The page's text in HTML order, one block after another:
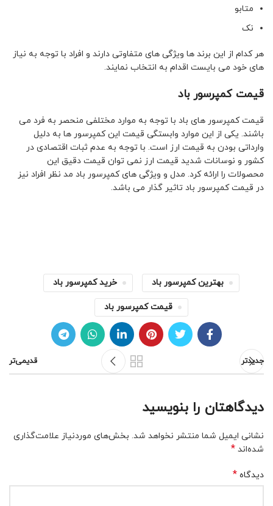
متابو
نک
هر کدام از این برند ها ویژگی های متفاوتی دارند و افراد با توجه به نیاز
های خود می بایست اقدام به انتخاب نمایند.
قیمت کمپرسور باد
قیمت کمپرسور های باد با توجه به موارد مختلفی منحصر به فرد می
باشند. یکی از این موارد وابستگی قیمت این کمپرسور ها به دلیل
وارداتی بودن به قیمت ارز است. با توجه به عدم ثبات اقتصادی در
کشور و نوسانات شدید قیمت ارز نمی توان قیمت دقیق این
محصولات را ارائه کرد. مدل و ویژگی های کمپرسور باد مد نظر افراد نیز
در قیمت کمپرسور باد تاثیر گذار می باشد.
بهترین کمپرسور باد خرید کمپرسور باد
قیمت کمپرسور باد
جدیدتر قدیمی‌تر
دیدگاهتان را بنویسید
نشانی ایمیل شما منتشر نخواهد شد. بخش‌های موردنیاز علامت‌گذاری
شده‌اند *
دیدگاه *